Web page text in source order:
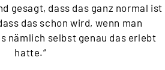
gesagt, dass das ganz normal ist
das schon wird, wenn man
nämlich selbst genau das erlebt
hatte.“